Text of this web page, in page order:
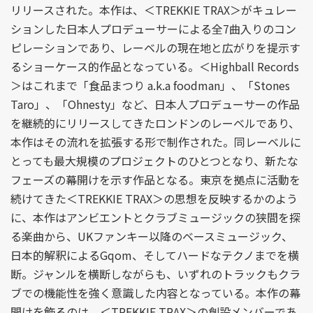
リリースされた。本作は、＜TREKKIE TRAX＞がキュレー
ションした日本人プロデューサーによる全7曲入りのコン
ピレーションであり、レーベルの現在地と広がりを提示す
るショーケース的作品となっている。＜Highball Records
＞はこれまで「食品まつり a.k.a foodman」、「Stones
Taro」、「Ohnesty」など、日本人プロデューサーの作品
を継続的にリリースしてきたロンドンのレーベルであり、
本作はその流れを拡張する形で制作された。同レーベルに
とっても最大規模のプロジェクトのひとつとなり、新たな
フェーズの幕開けを示す作品となる。東京を拠点に活動を
続けてきた＜TREKKIE TRAX＞の思想を反映するかのよう
に、本作はアンビエントとクラブミュージックの狭間を探
る楽曲から、UKファンキー以降のベースミュージック、
日本的解釈によるGqom、そしてハードなテクノまでを横
断。ジャンルを横断しながらも、いずれのトラックもクラ
ブでの機能性を強く意識した内容となっている。本作の幕